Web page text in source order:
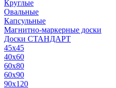
Круглые
Овальные
Капсульные
Магнитно-маркерные доски
Доски СТАНДАРТ
45x45
40x60
60x80
60x90
90x120